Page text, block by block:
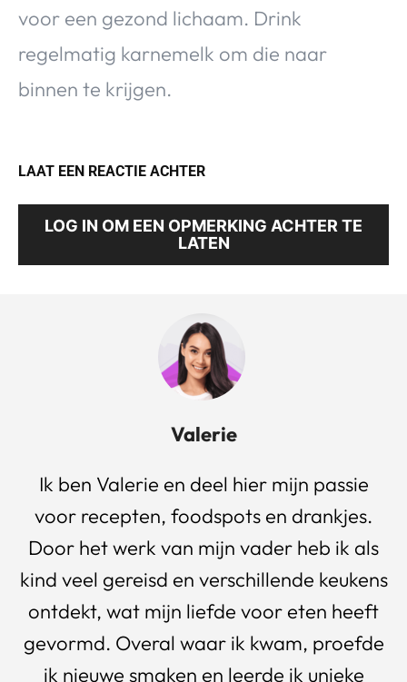
voor een gezond lichaam. Drink
regelmatig karnemelk om die naar
binnen te krijgen.
LAAT EEN REACTIE ACHTER
LOG IN OM EEN OPMERKING ACHTER TE
LATEN
Valerie
Ik ben Valerie en deel hier mijn passie
voor recepten, foodspots en drankjes.
Door het werk van mijn vader heb ik als
kind veel gereisd en verschillende keukens
ontdekt, wat mijn liefde voor eten heeft
gevormd. Overal waar ik kwam, proefde
ik nieuwe smaken en leerde ik unieke